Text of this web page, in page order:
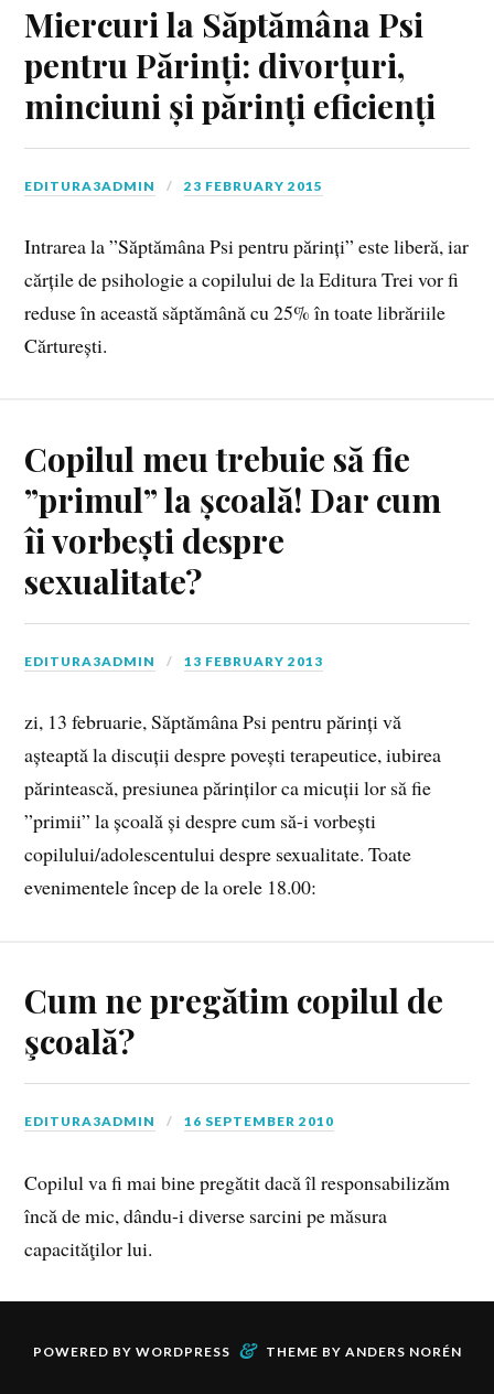
Miercuri la Săptămâna Psi
pentru Părinți: divorțuri,
minciuni și părinți eficienți
EDITURA3ADMIN 23 FEBRUARY 2015
Intrarea la ”Săptămâna Psi pentru părinți” este liberă, iar
cărțile de psihologie a copilului de la Editura Trei vor fi
reduse în această săptămână cu 25% în toate librăriile
Cărturești.
Copilul meu trebuie să fie
”primul” la școală! Dar cum
îi vorbești despre
sexualitate?
EDITURA3ADMIN 13 FEBRUARY 2013
zi, 13 februarie, Săptămâna Psi pentru părinți vă
așteaptă la discuții despre povești terapeutice, iubirea
părintească, presiunea părinților ca micuții lor să fie
”primii” la școală și despre cum să-i vorbești
copilului/adolescentului despre sexualitate. Toate
evenimentele încep de la orele 18.00:
Cum ne pregătim copilul de
şcoală?
EDITURA3ADMIN 16 SEPTEMBER 2010
Copilul va fi mai bine pregătit dacă îl responsabilizăm
încă de mic, dându-i diverse sarcini pe măsura
capacităţilor lui.
POWERED BY WORDPRESS & THEME BY ANDERS NORÉN